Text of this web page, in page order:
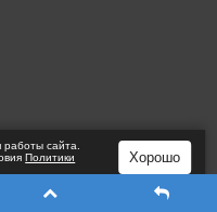
сайта.
Политики
Хорошо